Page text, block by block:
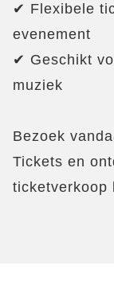
✔ Flexibele
evenement
✔ Geschikt
muziek
Bezoek
Tickets en
ticketverkoop